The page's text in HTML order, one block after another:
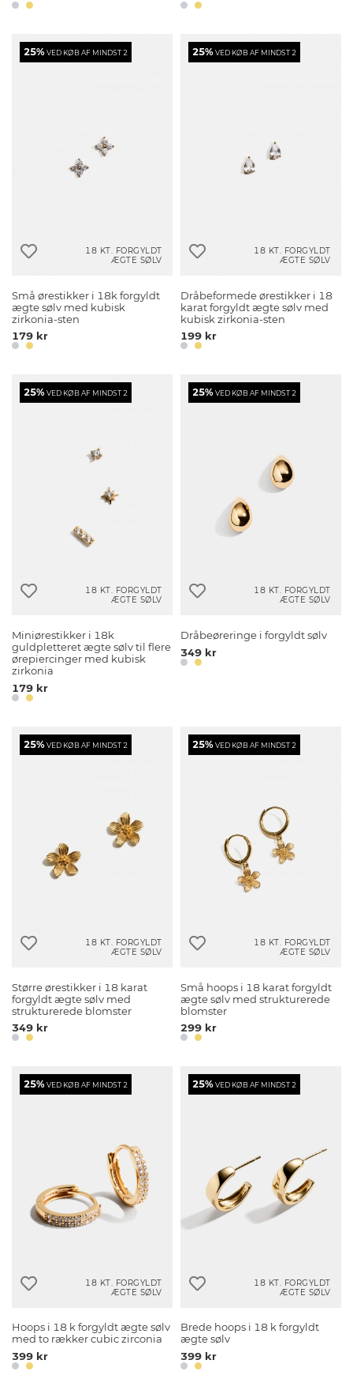
25%VED KØB AF MINDST 2
18 KT. FORGYLDT
ÆGTE SØLV
Små ørestikker i 18k forgyldt
ægte sølv med kubisk
zirkonia-sten
179 kr
25%VED KØB AF MINDST 2
18 KT. FORGYLDT
ÆGTE SØLV
Dråbeformede ørestikker i 18
karat forgyldt ægte sølv med
kubisk zirkonia-sten
199 kr
25%VED KØB AF MINDST 2
18 KT. FORGYLDT
ÆGTE SØLV
Miniørestikker i 18k
guldpletteret ægte sølv til flere
ørepiercinger med kubisk
zirkonia
179 kr
25%VED KØB AF MINDST 2
18 KT. FORGYLDT
ÆGTE SØLV
Dråbeøreringe i forgyldt sølv
349 kr
25%VED KØB AF MINDST 2
18 KT. FORGYLDT
ÆGTE SØLV
Større ørestikker i 18 karat
forgyldt ægte sølv med
strukturerede blomster
349 kr
25%VED KØB AF MINDST 2
18 KT. FORGYLDT
ÆGTE SØLV
Små hoops i 18 karat forgyldt
ægte sølv med strukturerede
blomster
299 kr
25%VED KØB AF MINDST 2
18 KT. FORGYLDT
ÆGTE SØLV
Hoops i 18 k forgyldt ægte sølv
med to rækker cubic zirconia
399 kr
25%VED KØB AF MINDST 2
18 KT. FORGYLDT
ÆGTE SØLV
Brede hoops i 18 k forgyldt
ægte sølv
399 kr